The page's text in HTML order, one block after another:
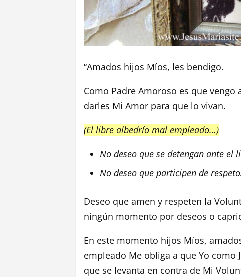
“Amados hijos Míos, les bendigo.
Como Padre Amoroso es que
darles Mi Amor para que lo vivan.
(El libre albedrío mal empleado…)
No deseo que se detengan ante el
No deseo que participen de
Deseo que amen y respeten la
ningún momento por deseos o
En este momento hijos Míos,
empleado Me obliga a que Yo como
que se levanta en contra de Mi